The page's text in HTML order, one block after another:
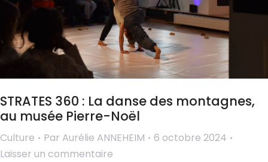
STRATES 360 : La danse des montagnes,
au musée Pierre-Noël
Culture Par Aurélie ANNEHEIM
6 octobre 2024
Laisser un commentaire